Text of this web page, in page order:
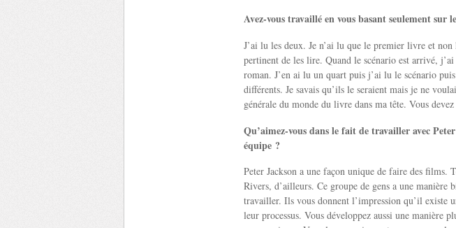
Avez-vous travaillé en vous basant seulement sur
J’ai lu les deux. Je n’ai lu que le premier livre et
pertinent de les lire. Quand le scénario est arrivé,
roman. J’en ai lu un quart puis j’ai lu le scénario
différents. Je savais qu’ils le seraient mais je ne
générale du monde du livre dans ma tête. Vous
Qu’aimez-vous dans le fait de travailler avec
équipe ?
Peter Jackson a une façon unique de faire des films.
Rivers, d’ailleurs. Ce groupe de gens a une manière
travailler. Ils vous donnent l’impression qu’il existe
leur processus. Vous développez aussi une manière